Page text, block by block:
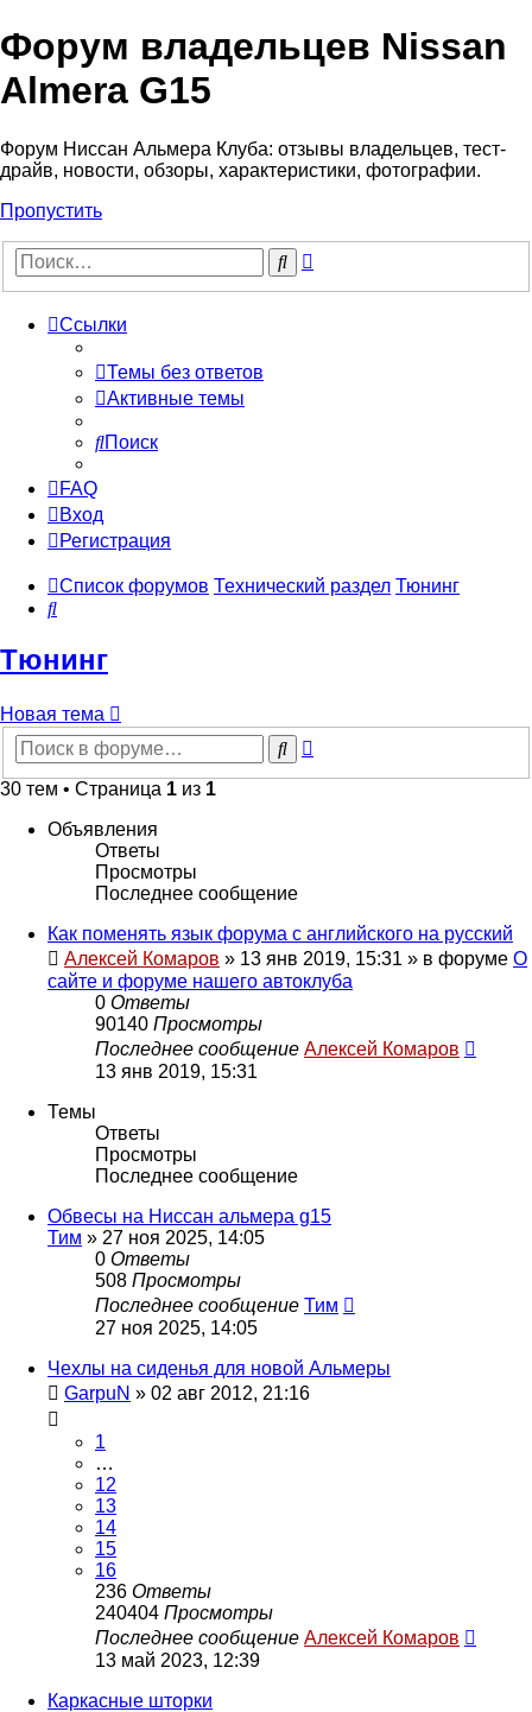
Форум владельцев Nissan
Almera G15
Форум Ниссан Альмера Клуба: отзывы владельцев, тест-
драйв, новости, обзоры, характеристики, фотографии.
Пропустить
Поиск
Ссылки
Темы без ответов
Активные темы
Поиск
FAQ
Вход
Регистрация
Список форумов Технический раздел Тюнинг
Поиск
Тюнинг
Новая тема
Поиск
30 тем • Страница 1 из 1
Объявления
Ответы
Просмотры
Последнее сообщение
Как поменять язык форума с английского на русский
Алексей Комаров » 13 янв 2019, 15:31 » в форуме О
сайте и форуме нашего автоклуба
0 Ответы
90140 Просмотры
Последнее сообщение Алексей Комаров
13 янв 2019, 15:31
Темы
Ответы
Просмотры
Последнее сообщение
Обвесы на Ниссан альмера g15
Тим » 27 ноя 2025, 14:05
0 Ответы
508 Просмотры
Последнее сообщение Тим
27 ноя 2025, 14:05
Чехлы на сиденья для новой Альмеры
GarpuN » 02 авг 2012, 21:16
1
…
12
13
14
15
16
236 Ответы
240404 Просмотры
Последнее сообщение Алексей Комаров
13 май 2023, 12:39
Каркасные шторки